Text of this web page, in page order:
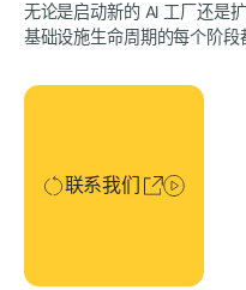
无论是启动新的 AI 工厂还是
基础设施生命周期的每个阶段
联系我们
联系我们